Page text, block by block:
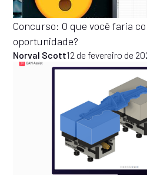
Concurso: O que você faria
oportunidade?
Norval Scott12 de fevereiro de